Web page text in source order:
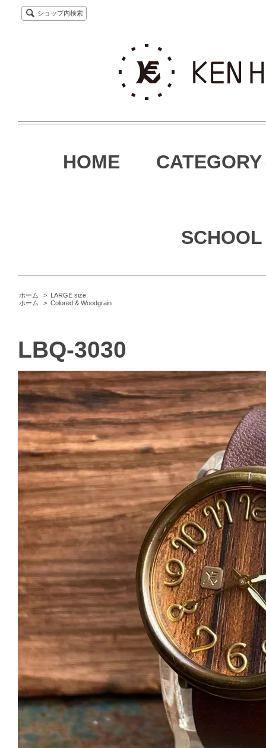
ショップ内検索
HOME CATEGORY
SCHOOL
ホーム > LARGE size
ホーム
> Colored & Woodgrain
LBQ-3030